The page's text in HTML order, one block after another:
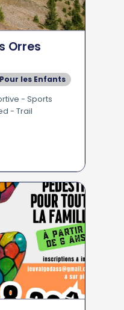
Orres
les Enfants
- Sports
- Trail